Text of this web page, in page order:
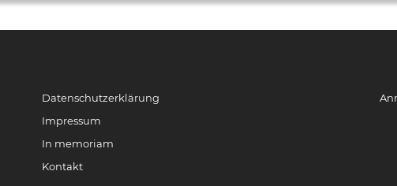
Datenschutzerklärung
Impressum
In memoriam
Kontakt